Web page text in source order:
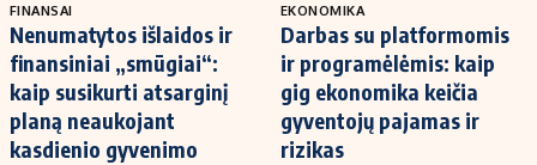
FINANSAI
Nenumatytos išlaidos ir
finansiniai „smūgiai“:
kaip susikurti atsarginį
planą neaukojant
kasdienio gyvenimo
EKONOMIKA
Darbas su platformomis
ir programėlėmis: kaip
gig ekonomika keičia
gyventojų pajamas ir
rizikas